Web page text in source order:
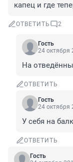
капец и где
ОТВЕТИТЬ 2
Гость
24 октября
На
ОТВЕТИТЬ
Гость
24 октября
У себя на
ОТВЕТИТЬ
Гость